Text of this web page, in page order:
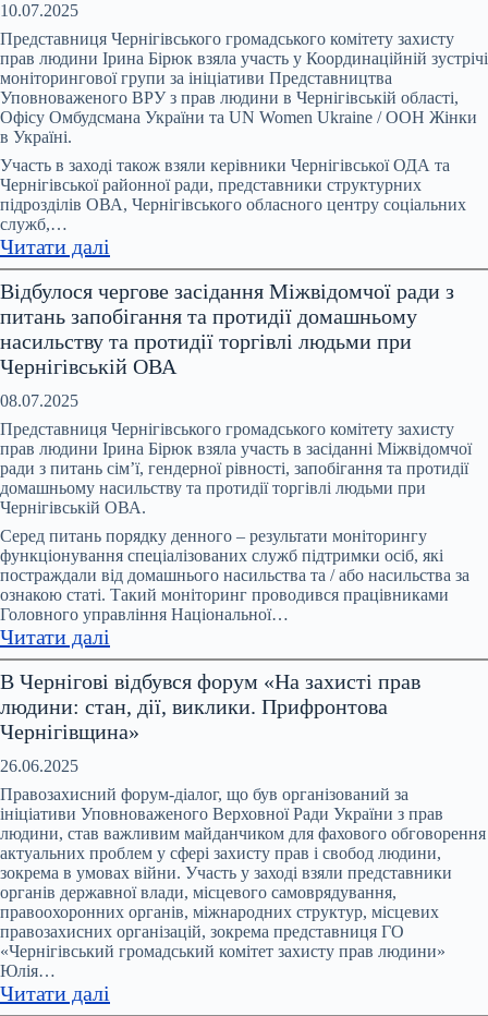
домашнього
насильства
щороку
–
це
лише
ті
про
стало
10.07.2025
Представниця Чернігівського громадського комітету захисту
прав людини Ірина Бірюк взяла участь у Координаційній зустрічі
моніторингової групи за ініціативи Представництва
Уповноваженого ВРУ з прав людини в Чернігівській області,
Офісу Омбудсмана України та UN Women Ukraine / ООН Жінки
в Україні.
Участь в заході також взяли керівники Чернігівської ОДА та
Чернігівської районної ради, представники структурних
підрозділів ОВА, Чернігівського обласного центру соціальних
служб,…
Читати далі
В
Чернігові
відбулася
Координаційна
зустріч
групи
за
ініціативи
Офісу
Омбудсмана
України
та
ООН
Жінки
в
Україні
Відбулося чергове засідання Міжвідомчої ради з
питань запобігання та протидії домашньому
насильству та протидії торгівлі людьми при
Чернігівській ОВА
08.07.2025
Представниця Чернігівського громадського комітету захисту
прав людини Ірина Бірюк взяла участь в засіданні Міжвідомчої
ради з питань сімʼї, гендерної рівності, запобігання та протидії
домашньому насильству та протидії торгівлі людьми при
Чернігівській ОВА.
Серед питань порядку денного – результати моніторингу
функціонування спеціалізованих служб підтримки осіб, які
постраждали від домашнього насильства та / або насильства за
ознакою статі. Такий моніторинг проводився працівниками
Головного управління Національної…
Читати далі
Відбулося
чергове
засідання
Міжвідомчої
з
питань
запобігання
та
протидії
домашньому
насильству
та
В Чернігові відбувся форум «На захисті прав
людини: стан, дії, виклики. Прифронтова
Чернігівщина»
26.06.2025
Правозахисний форум-діалог, що був організований за
ініціативи Уповноваженого Верховної Ради України з прав
людини, став важливим майданчиком для фахового обговорення
актуальних проблем у сфері захисту прав і свобод людини,
зокрема в умовах війни. Участь у заході взяли представники
органів державної влади, місцевого самоврядування,
правоохоронних органів, міжнародних структур, місцевих
правозахисних організацій, зокрема представниця ГО
«Чернігівський громадський комітет захисту прав людини»
Юлія…
Читати далі